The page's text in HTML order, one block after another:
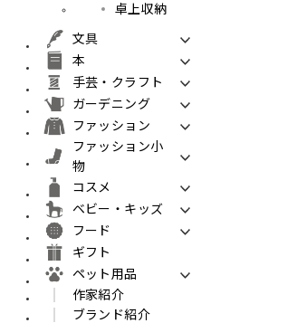
卓上収納
文具
本
手芸・クラフト
ガーデニング
ファッション
ファッション小
物
コスメ
ベビー・キッズ
フード
ギフト
ペット用品
作家紹介
ブランド紹介